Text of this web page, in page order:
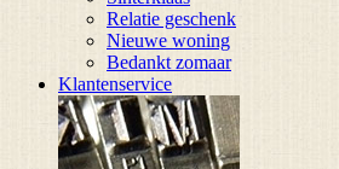
Relatie geschenk
Nieuwe woning
Bedankt zomaar
Klantenservice